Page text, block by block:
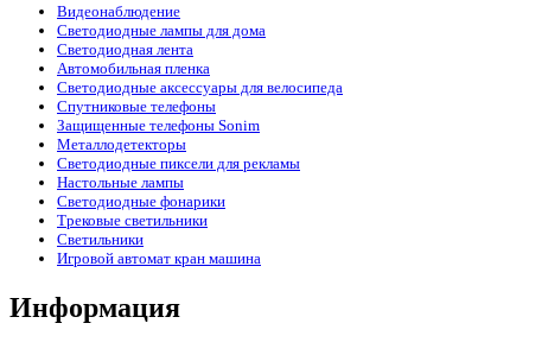
Видеонаблюдение
Светодиодные лампы для дома
Светодиодная лента
Автомобильная пленка
Светодиодные аксессуары для велосипеда
Спутниковые телефоны
Защищенные телефоны Sonim
Металлодетекторы
Светодиодные пиксели для рекламы
Настольные лампы
Светодиодные фонарики
Трековые светильники
Светильники
Игровой автомат кран машина
Информация